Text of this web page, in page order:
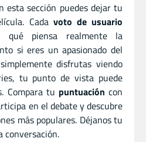
esta sección puedes dejar tu
Cada voto de usuario
qué piensa realmente la
si eres un apasionado del
disfrutas viendo
tu punto de vista puede
Compara tu puntuación con
en el debate y descubre
más populares. Déjanos tu
conversación.